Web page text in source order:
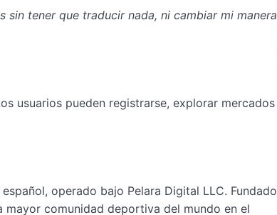
tener que traducir nada, ni cambiar mi manera
usuarios pueden registrarse, explorar mercados
operado bajo Pelara Digital LLC. Fundado
mayor comunidad deportiva del mundo en el